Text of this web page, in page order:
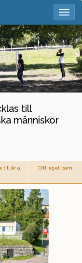
till
människor
till år 9 Ditt eget barn